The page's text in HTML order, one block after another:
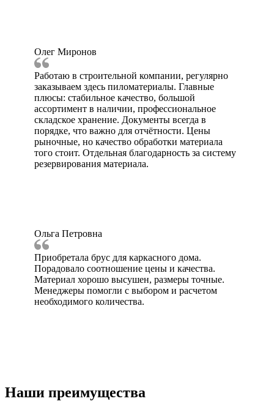
Олег Миронов
Работаю в строительной компании, регулярно
заказываем здесь пиломатериалы. Главные
плюсы: стабильное качество, большой
ассортимент в наличии, профессиональное
складское хранение. Документы всегда в
порядке, что важно для отчётности. Цены
рыночные, но качество обработки материала
того стоит. Отдельная благодарность за систему
резервирования материала.
Ольга Петровна
Приобретала брус для каркасного дома.
Порадовало соотношение цены и качества.
Материал хорошо высушен, размеры точные.
Менеджеры помогли с выбором и расчетом
необходимого количества.
Наши преимущества